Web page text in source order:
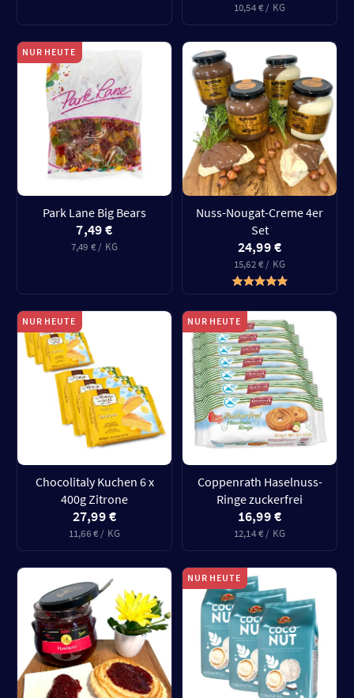
10,54 € / KG
NUR HEUTE
Park Lane Big Bears
7,49 €
7,49 € / KG
Nuss-Nougat-Creme 4er
Set
24,99 €
15,62 € / KG
NUR HEUTE
Chocolitaly Kuchen 6 x
400g Zitrone
27,99 €
11,66 € / KG
NUR HEUTE
Coppenrath Haselnuss-
Ringe zuckerfrei
16,99 €
12,14 € / KG
NUR HEUTE